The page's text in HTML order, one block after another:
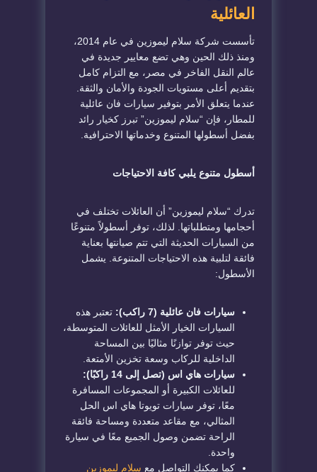
العائلية
تأسست شركة سلام ليموزين في عام 2014،
ومنذ ذلك الحين وهي تضع معايير جديدة في
عالم النقل الفاخر في مصر، مع التزام كامل
بتقديم أعلى مستويات الجودة والأمان والثقة.
عندما يتعلق الأمر بتوفير سيارات فان عائلية
للمطار، فإن “سلام ليموزين” تبرز كخيار رائد
بفضل أسطولها المتنوع وخدماتها الاحترافية.
أسطول متنوع يلبي كافة الاحتياجات
تدرك “سلام ليموزين” أن العائلات تختلف في
أحجامها ومتطلباتها. لذلك، توفر أسطولاً متنوعًا
من السيارات الحديثة التي تتم صيانتها بعناية
فائقة لتلبية هذه الاحتياجات المتنوعة. يشمل
الأسطول:
سيارات فان عائلية (7 راكب):
تعتبر هذه
السيارات الخيار الأمثل للعائلات المتوسطة،
حيث توفر توازنًا مثاليًا بين المساحة
الداخلية للركاب وسعة تخزين الأمتعة.
سيارات هاي اس (تصل إلى 14 راكبًا):
للعائلات الكبيرة أو المجموعات المسافرة
معًا، توفر سيارات تويوتا هاي اس الحل
المثالي، مع مقاعد متعددة ومساحة فائقة
الراحة تضمن وصول الجميع معًا في سيارة
واحدة.
كما يمكنك التواصل مع سلام ليموزين